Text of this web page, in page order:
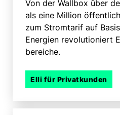
Von der Wallbox über
als eine Million
zum Strom­tarif auf
Energien revolutioniert
bereiche.
Elli für Privatkunden